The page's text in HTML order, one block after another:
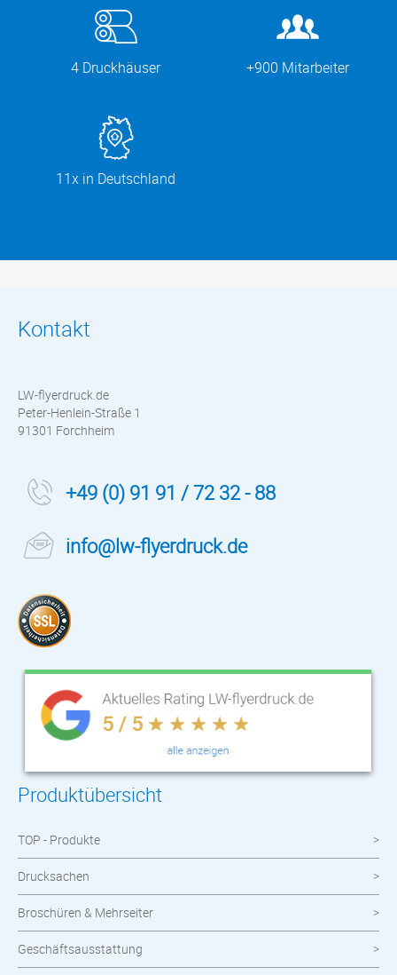
4 Druckhäuser +900 Mitarbeiter
11x in Deutschland
Kontakt
LW-flyerdruck.de
Peter-Henlein-Straße 1
91301 Forchheim
+49 (0) 91 91 / 72 32 - 88
info@lw-flyerdruck.de
Produktübersicht
TOP - Produkte
Drucksachen
Broschüren & Mehrseiter
Geschäftsausstattung